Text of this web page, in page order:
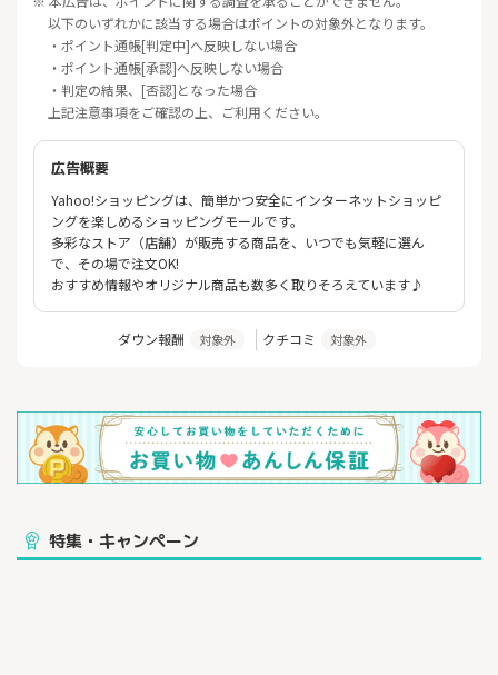
以下のいずれかに該当する場合はポイントの対象外となります。
・ポイント通帳[判定中]へ反映しない場合
・ポイント通帳[承認]へ反映しない場合
・判定の結果、[否認]となった場合
上記注意事項をご確認の上、ご利用ください。
広告概要
Yahoo!ショッピングは、簡単かつ安全にインターネットショッピ
ングを楽しめるショッピングモールです。
多彩なストア（店舗）が販売する商品を、いつでも気軽に選ん
で、その場で注文OK!
おすすめ情報やオリジナル商品も数多く取りそろえています♪
ダウン報酬 対象外 クチコミ 対象外
特集・キャンペーン